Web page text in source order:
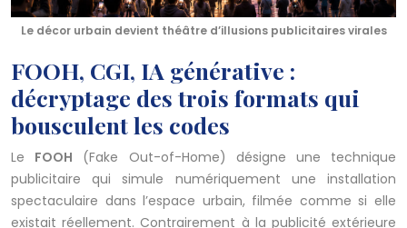
Le décor urbain devient théâtre d’illusions publicitaires virales
FOOH, CGI, IA générative :
décryptage des trois formats qui
bousculent les codes
Le FOOH (Fake Out-of-Home) désigne une technique
publicitaire qui simule numériquement une installation
spectaculaire dans l’espace urbain, filmée comme si elle
existait réellement. Contrairement à la publicité extérieure